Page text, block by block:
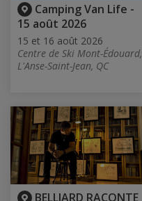
Camping Van Life -
15 août 2026
15 et 16 août 2026
Centre de Ski Mont-Édouard,
L'Anse-Saint-Jean, QC
BELLIARD RACONTE